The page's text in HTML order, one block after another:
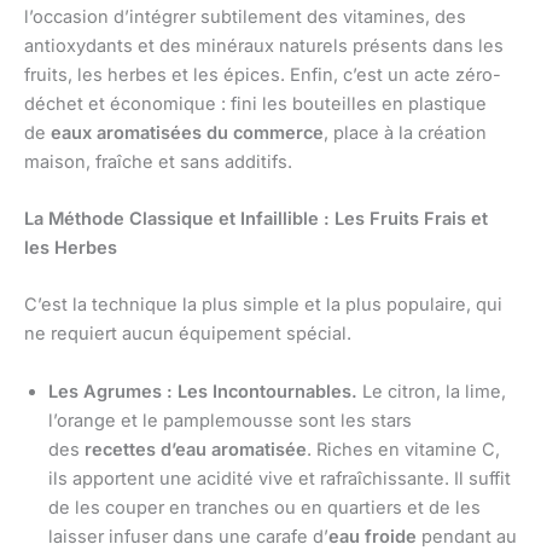
l’occasion d’intégrer subtilement des vitamines, des
antioxydants et des minéraux naturels présents dans les
fruits, les herbes et les épices. Enfin, c’est un acte zéro-
déchet et économique : fini les bouteilles en plastique
de eaux aromatisées du commerce, place à la création
maison, fraîche et sans additifs.
La Méthode Classique et Infaillible : Les Fruits Frais et
les Herbes
C’est la technique la plus simple et la plus populaire, qui
ne requiert aucun équipement spécial.
Les Agrumes : Les Incontournables. Le citron, la lime,
l’orange et le pamplemousse sont les stars
des recettes d’eau aromatisée. Riches en vitamine C,
ils apportent une acidité vive et rafraîchissante. Il suffit
de les couper en tranches ou en quartiers et de les
laisser infuser dans une carafe d’eau froide pendant au